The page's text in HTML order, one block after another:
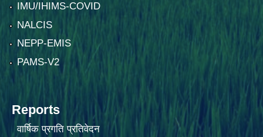
IMU/IHIMS-COVID
NALCIS
NEPP-EMIS
PAMS-V2
Reports
वार्षिक प्रगति प्रतिवेदन